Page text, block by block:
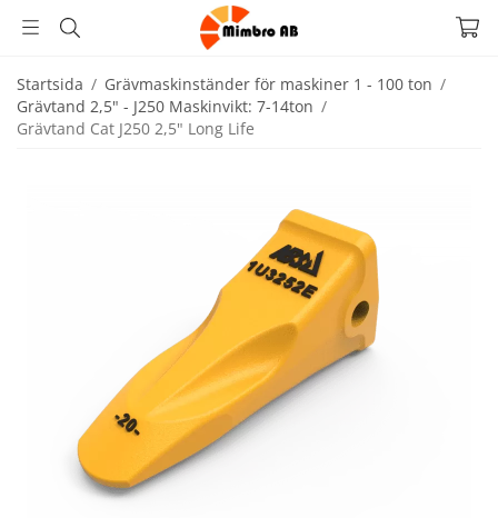
Startsida / Grävmaskinständer för maskiner 1 - 100 ton /
Grävtand 2,5" - J250 Maskinvikt: 7-14ton /
Grävtand Cat J250 2,5" Long Life